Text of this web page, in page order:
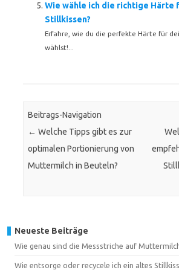
Wie wähle ich die richtige Härte
Stillkissen?
Erfahre, wie du die perfekte Härte für
wählst!...
Beitrags-Navigation
← Welche Tipps gibt es zur
optimalen Portionierung von
Muttermilch in Beuteln?
Neueste Beiträge
Wie genau sind die Messstriche auf
Wie entsorge oder recycele ich ein altes